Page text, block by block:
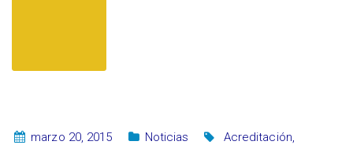
marzo 20, 2015 Noticias Acreditación,